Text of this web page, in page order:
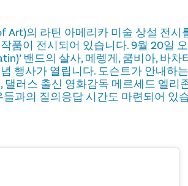
Art)의 라틴 아메리카 미술 상설 전시
품이 전시되어 있습니다. 9월 20일
밴드의 살사, 메렝게, 쿰비아, 바
행사가 열립니다. 도슨트가 안내하
댈러스 출신 영화감독 메르세드 엘리
과의 질의응답 시간도 마련되어 있